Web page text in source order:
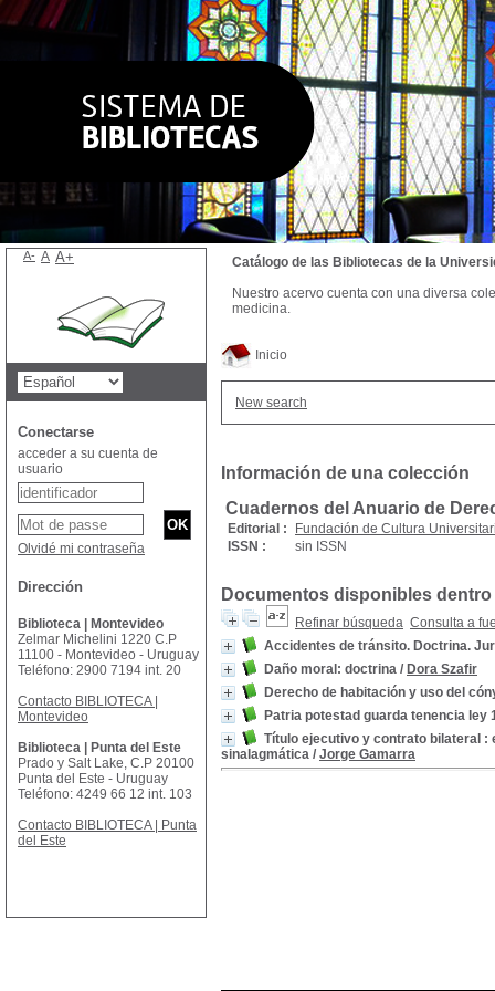
Inicio
New search
Información de una colección
Cuadernos del Anuario de
Editorial :
Fundación de Cultura
ISSN :
sin ISSN
Documentos disponibles
Refinar búsqueda Consulta a
Accidentes de tránsito. Doctrina.
Daño moral: doctrina / Dora Szafir
Derecho de habitación y uso del
Patria potestad guarda tenencia ley
Título ejecutivo y contrato bilateral :
sinalagmática / Jorge Gamarra
Catálogo de las Bibliotecas de la
Nuestro acervo cuenta con una diversa
medicina.
A- A A+
Conectarse
acceder a su cuenta de
usuario
Olvidé mi contraseña
Dirección
Biblioteca | Montevideo
Zelmar Michelini 1220 C.P
11100 - Montevideo - Uruguay
Teléfono: 2900 7194 int. 20
Contacto BIBLIOTECA |
Montevideo
Biblioteca | Punta del Este
Prado y Salt Lake, C.P 20100
Punta del Este - Uruguay
Teléfono: 4249 66 12 int. 103
Contacto BIBLIOTECA | Punta
del Este